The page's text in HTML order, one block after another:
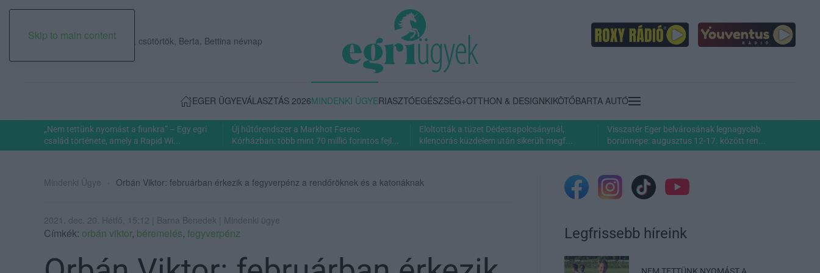
Skip to main content
2026. augusztus 06., csütörtök, Berta, Bettina névnap
EGER ÜGYEVÁLASZTÁS 2026MINDENKI ÜGYERIASZTÓEGÉSZSÉG+OTTHON & DESIGNKIKÖTŐBARTA AUTÓ
„Nem tettünk nyomást a fiunkra” – Egy egri
család története, amely a Rapid Wi...
Új hűtőrendszer a Markhot Ferenc
Kórházban: több mint 70 millió forintos fejl...
Eloltották a tüzet Dédestapolcsánynál,
kilencórás küzdelem után sikerült megf...
Visszatér Eger belvárosának legnagyobb
borünnepe: augusztus 12-17. között ren...
Mindenki Ügye Orbán Viktor: februárban érkezik a fegyverpénz a rendőröknek és a katonáknak
2021. dec. 20. Hétfő, 15:12 | Barna Benedek | Mindenki ügye
Címkék: orbán viktor, béremelés, fegyverpénz Legfrissebb híreink
„NEM TETTÜNK NYOMÁST A